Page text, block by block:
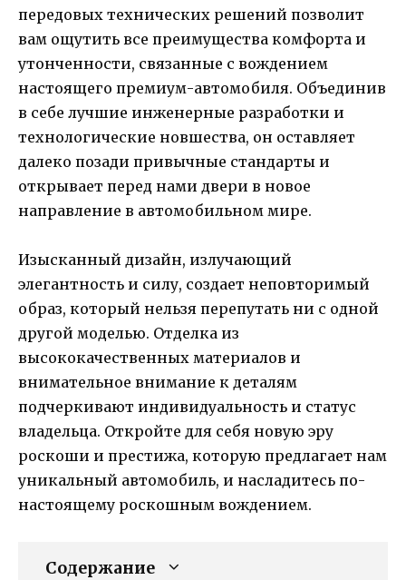
передовых технических решений позволит
вам ощутить все преимущества комфорта и
утонченности, связанные с вождением
настоящего премиум-автомобиля. Объединив
в себе лучшие инженерные разработки и
технологические новшества, он оставляет
далеко позади привычные стандарты и
открывает перед нами двери в новое
направление в автомобильном мире.
Изысканный дизайн, излучающий
элегантность и силу, создает неповторимый
образ, который нельзя перепутать ни с одной
другой моделью. Отделка из
высококачественных материалов и
внимательное внимание к деталям
подчеркивают индивидуальность и статус
владельца. Откройте для себя новую эру
роскоши и престижа, которую предлагает нам
уникальный автомобиль, и насладитесь по-
настоящему роскошным вождением.
Содержание